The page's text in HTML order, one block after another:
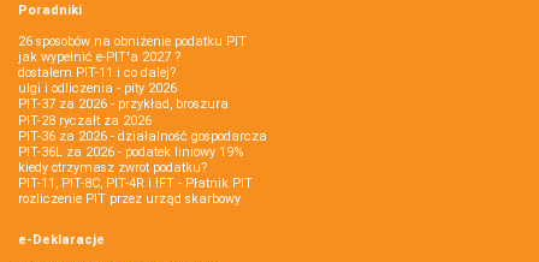
Poradniki
26 sposobów na obniżenie podatku PIT
jak wypełnić e-PIT'a 2027 ?
dostałem PIT-11 i co dalej?
ulgi i odliczenia - pity 2026
PIT-37 za 2026 - przykład, broszura
PIT-28 ryczałt za 2026
PIT-36 za 2026 - działalność gospodarcza
PIT-36L za 2026 - podatek liniowy 19%
kiedy otrzymasz zwrot podatku?
PIT-11, PIT-8C, PIT-4R i IFT - Płatnik PIT
rozliczenie PIT przez urząd skarbowy
e-Deklaracje